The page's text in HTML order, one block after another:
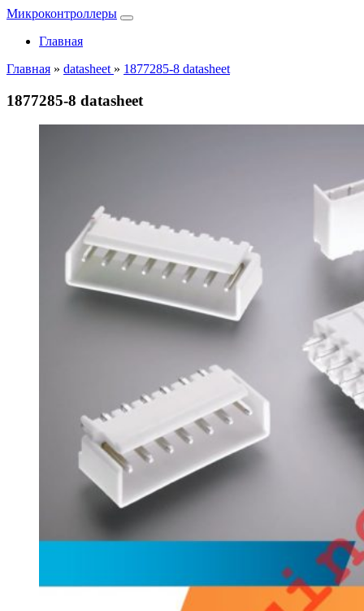
Микроконтроллеры
Главная
Главная » datasheet » 1877285-8 datasheet
1877285-8 datasheet